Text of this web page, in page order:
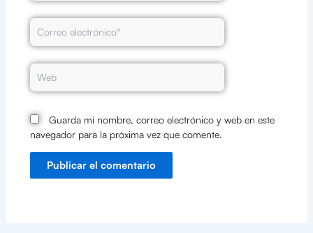
Correo
electrónico*
Web
Guarda mi nombre, correo electrónico y web en este
navegador para la próxima vez que comente.